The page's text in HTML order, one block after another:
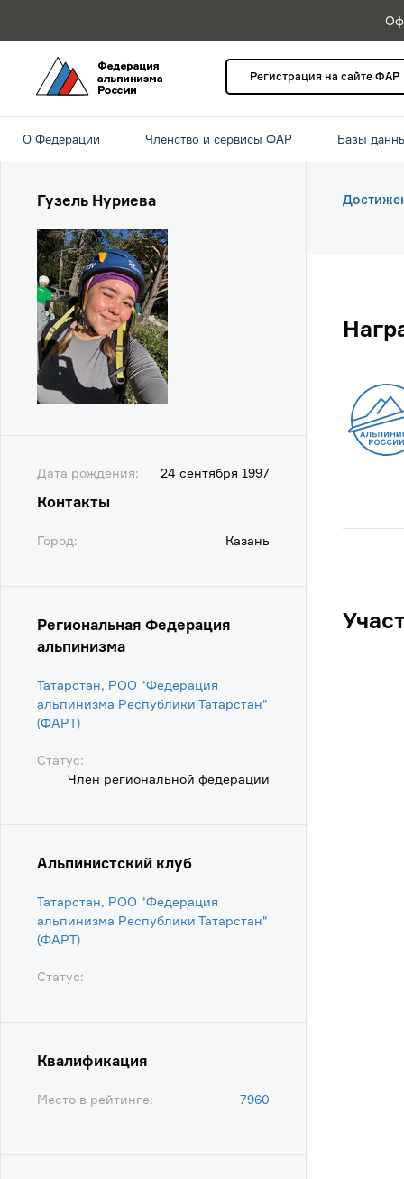
Регистрация на сайте ФАР
О Федерации Членство и сервисы ФАР Базы
Гузель Нуриева
Дата рождения: 24 сентября 1997
Контакты
Город: Казань
Региональная Федерация
альпинизма
Татарстан, РОО "Федерация
альпинизма Республики Татарстан"
(ФАРТ)
Статус:
Член региональной федерации
Альпинистский клуб
Татарстан, РОО "Федерация
альпинизма Республики Татарстан"
(ФАРТ)
Статус:
Квалификация
Место в рейтинге: 7960